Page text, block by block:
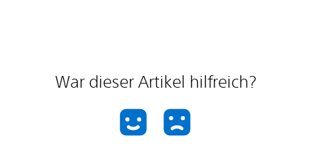
War dieser Artikel hilfreich?